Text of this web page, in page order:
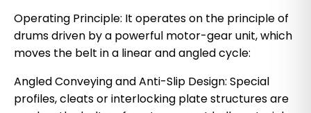
Operating Principle: It operates on the principle of
drums driven by a powerful motor-gear unit, which
moves the belt in a linear and angled cycle:
Angled Conveying and Anti-Slip Design: Special
profiles, cleats or interlocking plate structures are